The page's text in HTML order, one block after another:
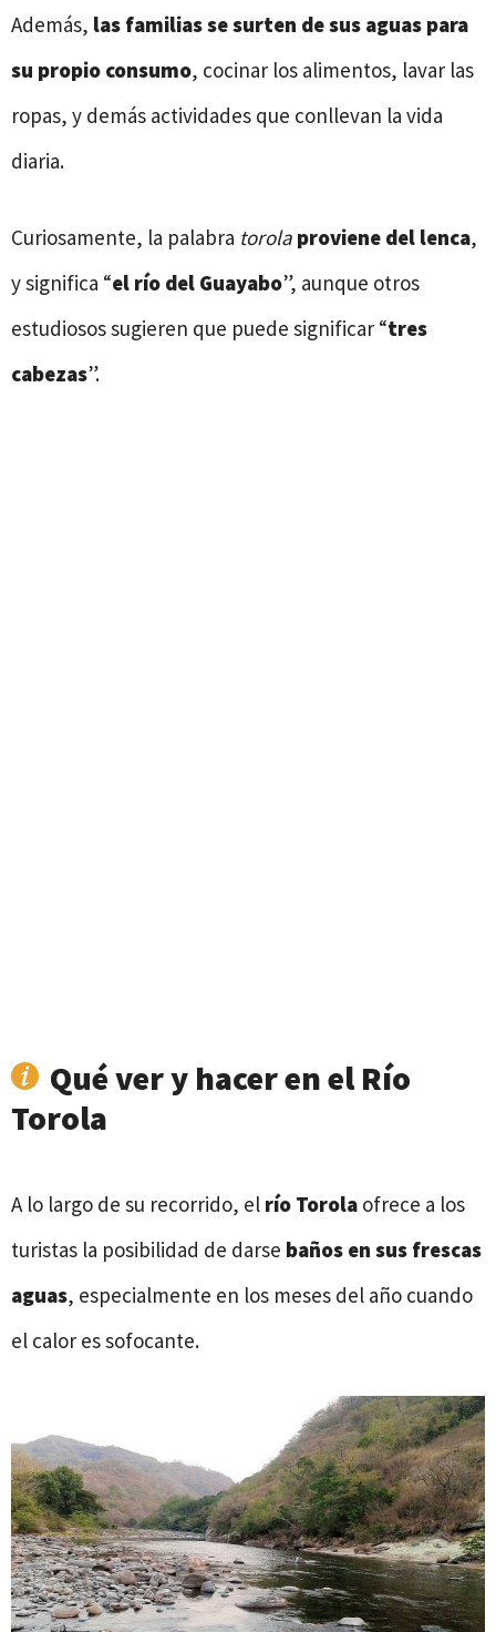
Además, las familias se surten de sus aguas para
su propio consumo, cocinar los alimentos, lavar las
ropas, y demás actividades que conllevan la vida
diaria.
Curiosamente, la palabra torola proviene del lenca,
y significa “el río del Guayabo”, aunque otros
estudiosos sugieren que puede significar “tres
cabezas”.
Qué ver y hacer en el Río
Torola
A lo largo de su recorrido, el río Torola ofrece a los
turistas la posibilidad de darse baños en sus frescas
aguas, especialmente en los meses del año cuando
el calor es sofocante.